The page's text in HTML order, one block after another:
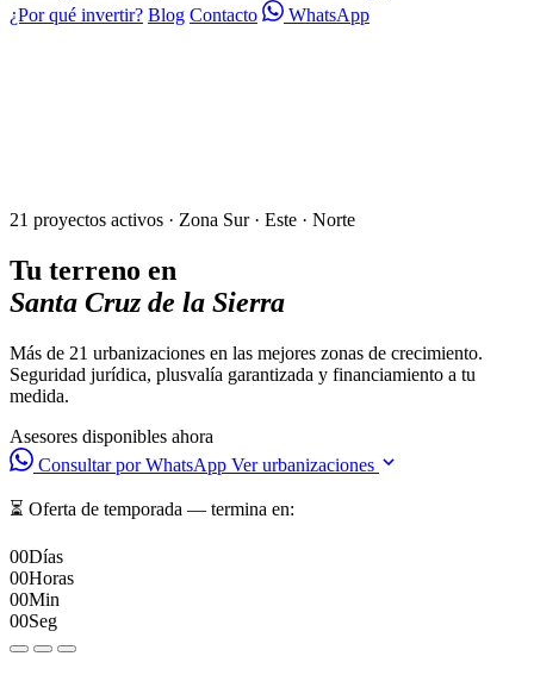
¿Por qué invertir? Blog Contacto WhatsApp
21 proyectos activos · Zona Sur · Este · Norte
Tu terreno en
Santa Cruz de la Sierra
Más de 21 urbanizaciones en las mejores zonas de crecimiento.
Seguridad jurídica, plusvalía garantizada y financiamiento a tu
medida.
Asesores disponibles ahora
Consultar por WhatsApp Ver urbanizaciones
⏳ Oferta de temporada — termina en:
00Días
00Horas
00Min
00Seg